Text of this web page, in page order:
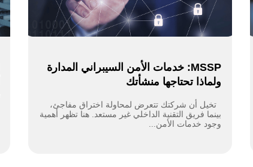
MSSP: خدمات الأمن السيبراني المدارة
ولماذا تحتاجها منشأتك
تخيل أن شركتك تتعرض لمحاولة اختراق مفاجئ،
بينما فريق التقنية الداخلي غير مستعد. هنا تظهر أهمية
وجود خدمات الأمن...